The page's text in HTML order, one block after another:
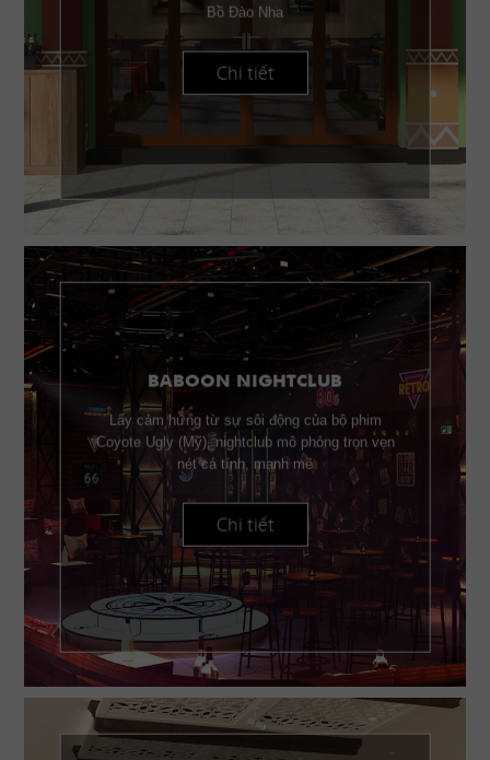
Bồ Đào Nha
Chi tiết
BABOON NIGHTCLUB
Lấy cảm hứng từ sự sôi động của bộ phim
Coyote Ugly (Mỹ), nightclub mô phỏng trọn vẹn
nét cá tính, mạnh mẽ
Chi tiết